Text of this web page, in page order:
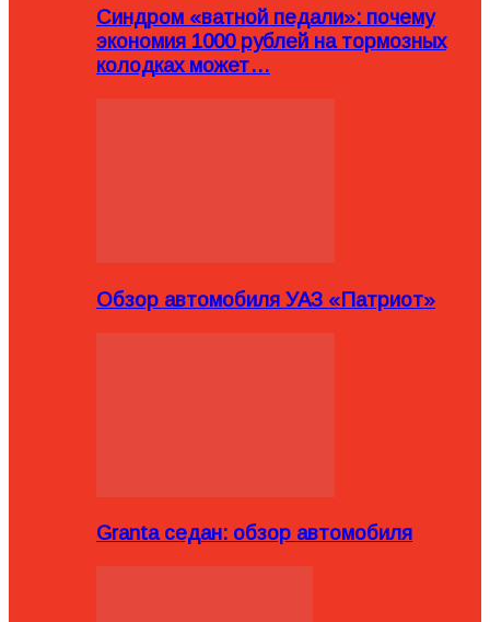
Синдром «ватной педали»: почему
экономия 1000 рублей на тормозных
колодках может…
Обзор автомобиля УАЗ «Патриот»
Granta седан: обзор автомобиля